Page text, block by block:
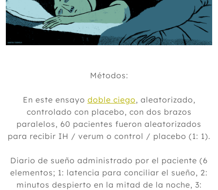
2018
2017
2016
2013
2012
Métodos:
En este ensayo doble ciego, aleatorizado,
controlado con placebo, con dos brazos
paralelos, 60 pacientes fueron aleatorizados
para recibir IH / verum o control / placebo (1: 1).
Diario de sueño administrado por el paciente (6
elementos; 1: latencia para conciliar el sueño, 2:
minutos despierto en la mitad de la noche, 3: